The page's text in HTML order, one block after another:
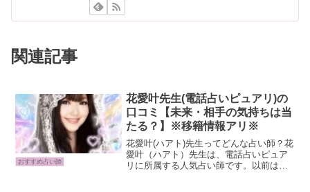
関連記事
おすすめ占い師
花愛叶先生(電話占いピュアリ)の
口コミ【未来・相手の気持ちは当
たる？】※移籍情報アリ※
花愛叶(ハアト)先生ってどんな占い師？花
愛叶（ハアト）先生は、電話占いピュア
リに所属する人気占い師です。以前はエ